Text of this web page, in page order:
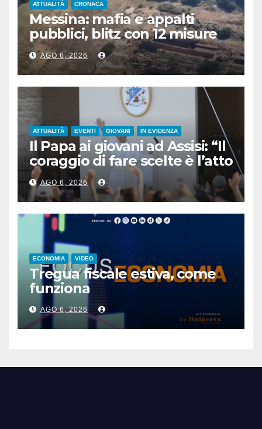
ATTUALITÀ CRONACA
Messina: mafia e appalti
pubblici, blitz con 12 misure
cautelari
AGO 6, 2026
ATTUALITÀ EVENTI GIOVANI IN EVIDENZA
Il Papa ai giovani ad Assisi: “Il
coraggio di fare scelte è l’atto
più rivoluzionario”
AGO 6, 2026
ECONOMIA VIDEO
Tregua fiscale estiva, come
funziona
AGO 6, 2026